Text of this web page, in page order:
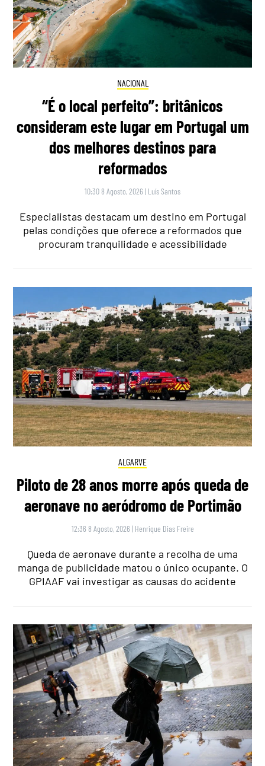
NACIONAL
“É o local perfeito”: britânicos
consideram este lugar em Portugal um
dos melhores destinos para
reformados
10:30 8 Agosto, 2026 | Luís Santos
Especialistas destacam um destino em Portugal
pelas condições que oferece a reformados que
procuram tranquilidade e acessibilidade
ALGARVE
Piloto de 28 anos morre após queda de
aeronave no aeródromo de Portimão
12:36 8 Agosto, 2026 | Henrique Dias Freire
Queda de aeronave durante a recolha de uma
manga de publicidade matou o único ocupante. O
GPIAAF vai investigar as causas do acidente